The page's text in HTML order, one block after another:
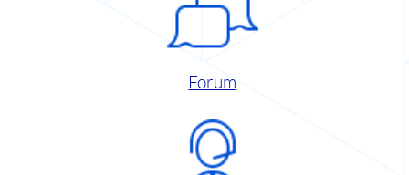
Forum